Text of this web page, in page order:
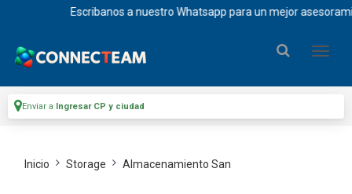
Escribanos a nuestro Whatsapp para un mejor
Enviar a Ingresar CP y ciudad
Inicio Storage Almacenamiento San